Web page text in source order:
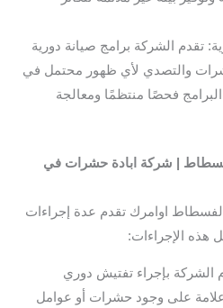
تقدم الشركة برامج صيانة دورية
والتصدي لأي ظهور محتمل في
فحصًا منتظمًا ومعالجة
| شركة ابادة حشرات في
اوامرك تقدم عدة إجراءات
هذه الإجراءات:
الشركة بإجراء تفتيش دوري
علامة على وجود حشرات أو عوامل